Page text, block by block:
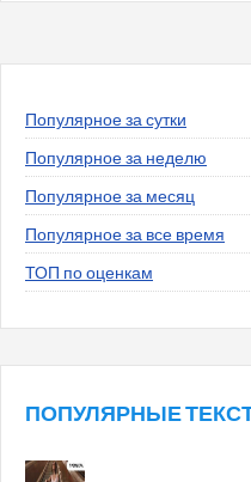
Популярное за сутки
Популярное за неделю
Популярное за месяц
Популярное за все время
ТОП по оценкам
ПОПУЛЯРНЫЕ